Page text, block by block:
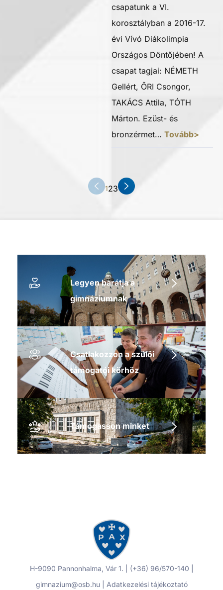
csapatunk a VI.
korosztályban a 2016-17.
évi Vívó Diákolimpia
Országos Döntőjében! A
csapat tagjai: NÉMETH
Gellért, ŐRI Csongor,
TAKÁCS Attila, TÓTH
Márton. Ezüst- és
bronzérmet… Tovább>
123
Legyen barátja a
gimnáziumnak
Csatlakozzon a szülői
támogatói körhöz
Támogasson minket
H-9090 Pannonhalma, Vár 1. | (+36) 96/570-140 |
gimnazium@osb.hu | Adatkezelési tájékoztató